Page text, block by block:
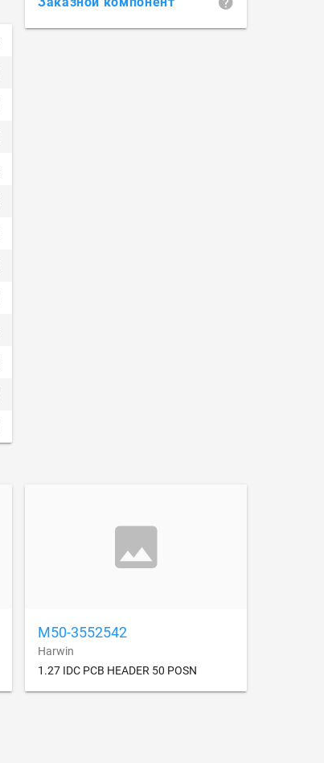
M50-3552542
Harwin
1.27 IDC PCB HEADER 50 POSN